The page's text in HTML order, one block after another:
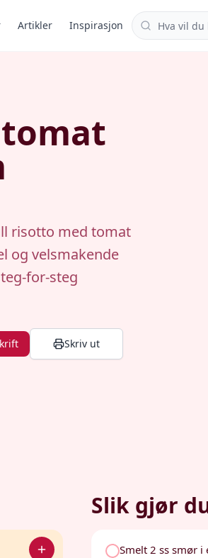
Artikler Inspirasjon Søk i
risotto med tomat
og velsmakende
for-steg
Skriv ut
Slik gjør
Smelt 2 ss smør